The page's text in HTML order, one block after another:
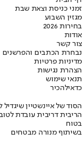
זמני כניסת וצאת שבת
מגזין השבוע
בחירות 2026
אודות
צור קשר
נבחרת הכתבים והפרשנים
מדיניות פרטיות
הצהרת נגישות
תנאי שימוש
כדאילהכיר
הסוד של איינשטיין
הריבית דריבית עובדת
בטוח
בשיתוף מנורה מבטחים